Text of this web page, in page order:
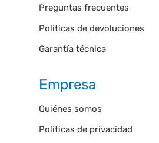
Preguntas frecuentes
Políticas de devoluciones
Garantía técnica
Empresa
Quiénes somos
Políticas de privacidad